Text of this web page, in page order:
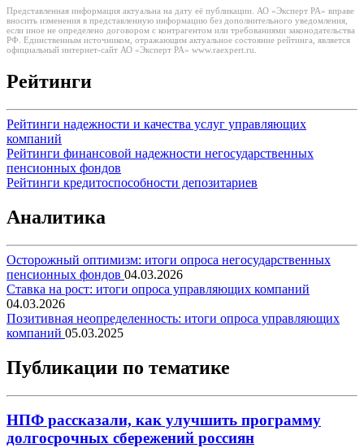
Представленная информация актуальна на дату её публикации. АО «Эксперт РА» вправе
вносить изменения в представленную информацию без дополнительного уведомления,
если иное не определено договором с контрагентом или требованиями законодательства
РФ. Единственным источником, отражающим актуальное состояние рейтинга, является
официальный интернет-сайт АО «Эксперт РА» www.raexpert.ru.
Рейтинги
Рейтинги надежности и качества услуг управляющих
компаний
Рейтинги финансовой надежности негосударственных
пенсионных фондов
Рейтинги кредитоспособности депозитариев
Аналитика
Осторожный оптимизм: итоги опроса негосударственных
пенсионных фондов 04.03.2026
Ставка на рост: итоги опроса управляющих компаний
04.03.2026
Позитивная неопределенность: итоги опроса управляющих
компаний 05.03.2025
Публикации по тематике
НПФ рассказали, как улучшить программу
долгосрочных сбережений россиян